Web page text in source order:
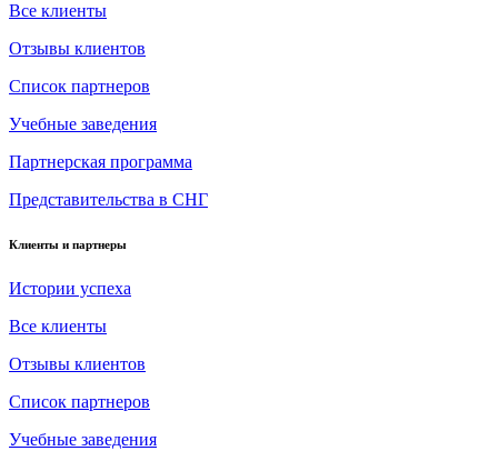
Все клиенты
Отзывы клиентов
Список партнеров
Учебные заведения
Партнерская программа
Представительства в СНГ
Клиенты и партнеры
Истории успеха
Все клиенты
Отзывы клиентов
Список партнеров
Учебные заведения